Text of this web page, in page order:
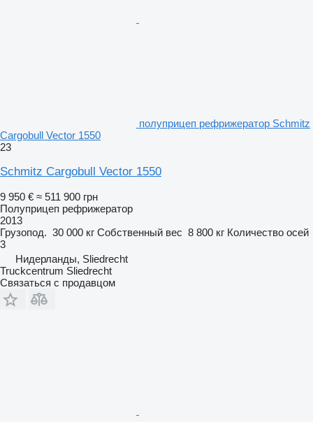
полуприцеп рефрижератор Schmitz
Cargobull Vector 1550
23
Schmitz Cargobull Vector 1550
9 950 € ≈ 511 900 грн
Полуприцеп рефрижератор
2013
Грузопод. 30 000 кг Собственный вес 8 800 кг Количество осей
3
Нидерланды, Sliedrecht
Truckcentrum Sliedrecht
Связаться с продавцом